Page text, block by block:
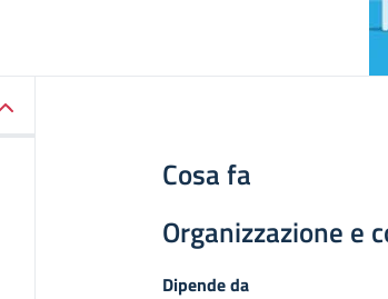
Cosa fa
Organizzazione e
Dipende da